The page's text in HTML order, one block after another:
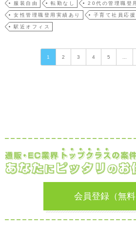
服装自由 転勤なし 20代の管理職登
女性管理職登用実績あり 子育て社員応援
駅近オフィス
1 2 3 4 5 ...
会員登録（無料